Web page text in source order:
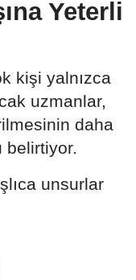
Yeterli
kişi yalnızca
uzmanlar,
daha
belirtiyor.
unsurlar